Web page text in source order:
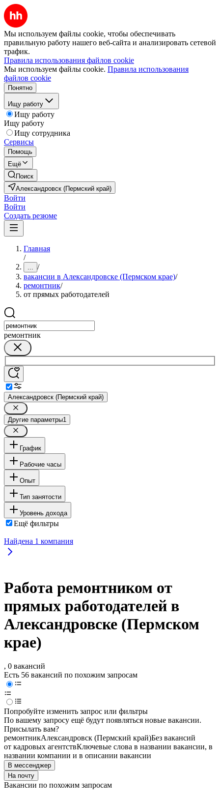
Мы используем файлы cookie, чтобы обеспечивать
правильную работу нашего веб-сайта и анализировать сетевой
трафик.
Правила использования файлов cookie
Мы используем файлы cookie. Правила использования
файлов cookie
Понятно
Ищу работу
Ищу работу
Ищу работу
Ищу сотрудника
Сервисы
Помощь
Ещё
Поиск
Александровск (Пермский край)
Войти
Войти
Создать резюме
Главная
/
... /
вакансии в Александровске (Пермском крае)/
ремонтник/
от прямых работодателей
ремонтник
Александровск (Пермский край)
Другие параметры1
График
Рабочие часы
Опыт
Тип занятости
Уровень дохода
Ещё фильтры
Найдена 1 компания
Работа ремонтником от
прямых работодателей в
Александровске (Пермском
крае)
, 0 вакансий
Есть 56 вакансий по похожим запросам
Попробуйте изменить запрос или фильтры
По вашему запросу ещё будут появляться новые вакансии.
Присылать вам?
ремонтникАлександровск (Пермский край)Без вакансий
от кадровых агентствКлючевые слова в названии вакансии, в
названии компании и в описании вакансии
В мессенджер
На почту
Вакансии по похожим запросам